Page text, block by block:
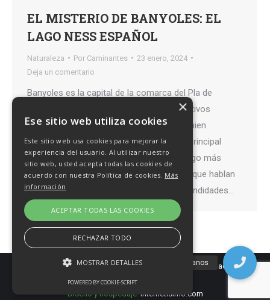
EL MISTERIO DE BANYOLES: EL
LAGO NESS ESPAÑOL
Naturaleza Por Caminantes
23 enero, 2024
Deja un comentario
Banyoles es la capital de la comarca del Pla de
l’Estany, Girona. Tiene innumerables atractivos
turísticos, como puede ser su increíble y bien
conservado centro histórico. Aunque su principal
atractivo es su lago. Banyoles posee el lago más
grande de Cataluña, cargado de leyendas que hablan
de un extraño ser que habita en sus profundidades…
Caminantes de Aguere - 2003 - 2026 | Política de privacidad
Política
de cookies|Aviso Legal
Diseño y hospedaje:Internetísimo.com
Ese sitio web utiliza cookies
Este sitio web usa cookies para mejorar la
experiencia del usuario. Al utilizar nuestro
sitio web, usted acepta todas las cookies de
acuerdo con nuestra Política de cookies. Más
información
ACEPTAR TODAS LAS COOKIES
RECHAZAR TODO
MOSTRAR DETALLES
POWERED BY COOKIE-SCRIPT
×